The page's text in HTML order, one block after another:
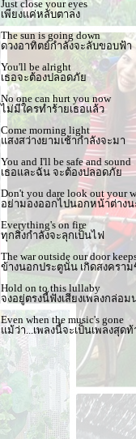
Just close your eyes
เพียงแค่หลับตาลง
The sun is going down
ดวงอาทิตย์กำลังจะลับขอบฟ้า
You'll be alright
เธอจะต้องปลอดภัย
No one can hurt you now
ไม่มีใครทำร้ายเธอแล้ว
Come morning light
แสงสว่างยามเช้ากำลังจะมา
You and I'll be safe and sound
เธอและฉัน จะต้องปลอดภัย
Don't you dare look out your
อย่ามองออกไปนอกหน้าต่าง
Everything's on fire
ทุกสิ่งกำลังจะลุกเป็นไฟ
The war outside our door
ข้างนอกประตูนั่น เกิดสงครา
Hold on to this lullaby
จงอยู่ตรงนี้ฟังเสียงเพลงกล่อ
Even when the music's gone
แม้ว่า...เพลงนี้จะเป็นเพลงสุด